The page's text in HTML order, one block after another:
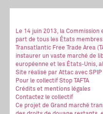
Le 14 juin 2013, la
part de tous les États
Transatlantic Free Trade Area
instaurer un vaste marché de
européenne et les États-Unis,
Site réalisé par Attac avec SPIP
Pour le collectif Stop TAFTA
Crédits et mentions légales
Contactez le collectif
Ce projet de Grand marché